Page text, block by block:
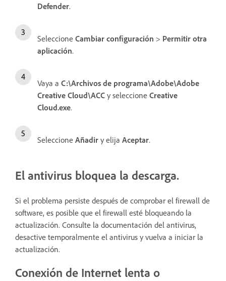
Defender.
Seleccione Cambiar configuración > Permitir otra
aplicación.
Vaya a C:\Archivos de programa\Adobe\Adobe
Creative Cloud\ACC y seleccione Creative
Cloud.exe.
Seleccione Añadir y elija Aceptar.
El antivirus bloquea la descarga.
Si el problema persiste después de comprobar el firewall de
software, es posible que el firewall esté bloqueando la
actualización. Consulte la documentación del antivirus,
desactive temporalmente el antivirus y vuelva a iniciar la
actualización.
Conexión de Internet lenta o